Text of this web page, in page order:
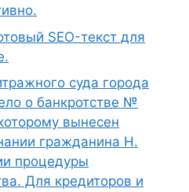
SEO-текст для
суда города
о банкротстве №
вынесен
гражданина Н.
процедуры
Для кредиторов и